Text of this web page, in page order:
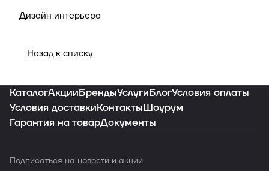
Дизайн интерьера
Назад к списку
КаталогАкцииБрендыУслугиБлогУсловия оплаты
Условия доставкиКонтактыШоурум
Гарантия на товарДокументы
Подписаться на новости и акции